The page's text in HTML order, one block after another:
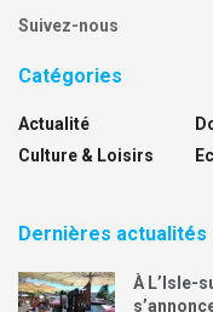
Suivez-nous
Catégories
Actualité
Culture & Loisirs
Dernières actualités
À L’Isle-